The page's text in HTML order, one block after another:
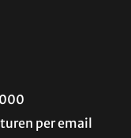
per email